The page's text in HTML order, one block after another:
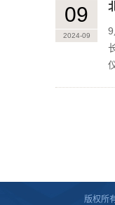
09
2024-09
版权所